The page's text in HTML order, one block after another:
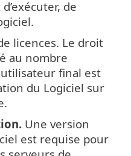
de
licences. Le droit
au nombre
final est
du Logiciel sur
Une version
est requise pour